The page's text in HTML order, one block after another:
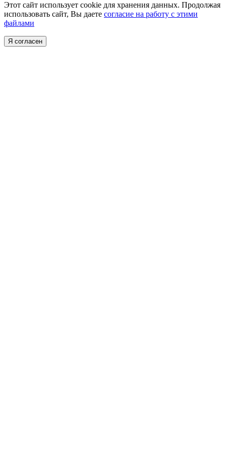
Этот сайт использует cookie для хранения данных. Продолжая
использовать сайт, Вы даете согласие на работу с этими
файлами
Я согласен